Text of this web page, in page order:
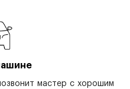
мастер с хорошим